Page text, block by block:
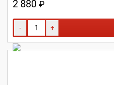
2 880 ₽
- +